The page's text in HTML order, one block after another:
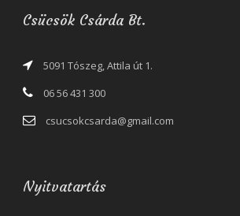
Csücsök Csárda Bt.
5091 Tószeg, Attila út 1.
06 56 431 300
csucsokcsarda@gmail.com
Nyitvatartás